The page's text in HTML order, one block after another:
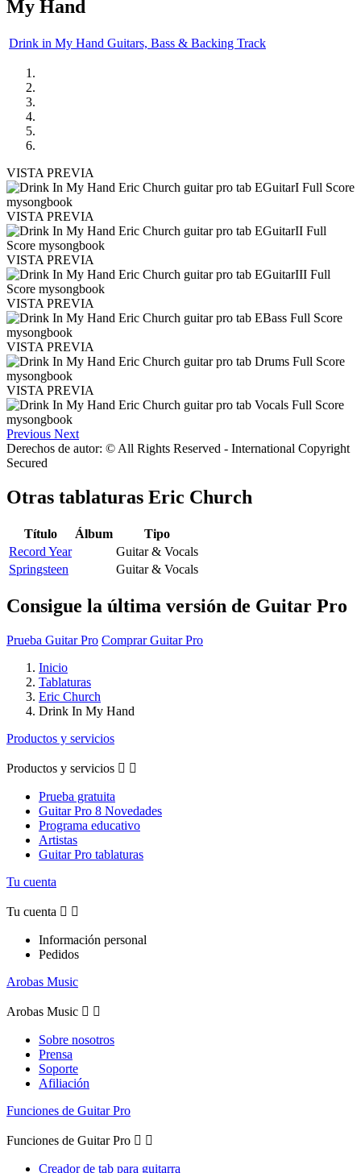
My Hand
Drink in My Hand Guitars, Bass & Backing Track
VISTA PREVIA
VISTA PREVIA
VISTA PREVIA
VISTA PREVIA
VISTA PREVIA
VISTA PREVIA
Previous Next
Derechos de autor: © All Rights Reserved - International Copyright
Secured
Otras tablaturas Eric Church
Título Álbum
Tipo
Record Year
Guitar & Vocals
Springsteen
Guitar & Vocals
Consigue la última versión de Guitar Pro
Prueba Guitar Pro Comprar Guitar Pro
Inicio
Tablaturas
Eric Church
Drink In My Hand
Productos y servicios
Productos y servicios  
Prueba gratuita
Guitar Pro 8 Novedades
Programa educativo
Artistas
Guitar Pro tablaturas
Tu cuenta
Tu cuenta  
Información personal
Pedidos
Arobas Music
Arobas Music  
Sobre nosotros
Prensa
Soporte
Afiliación
Funciones de Guitar Pro
Funciones de Guitar Pro  
Creador de tab para guitarra